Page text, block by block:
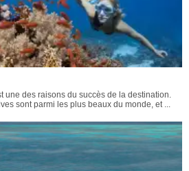
une des raisons du succès de la destination.
sont parmi les plus beaux du monde, et ...